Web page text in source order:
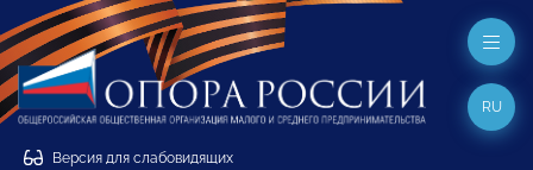
Версия для слабовидящих
RU